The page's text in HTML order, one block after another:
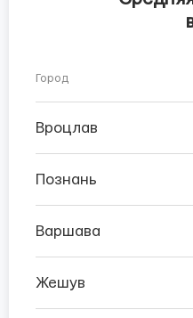
Город
Вроцлав
Познань
Варшава
Жешув